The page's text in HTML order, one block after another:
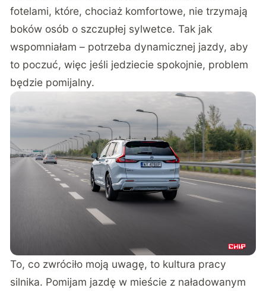
fotelami, które, chociaż komfortowe, nie trzymają
boków osób o szczupłej sylwetce. Tak jak
wspomniałam – potrzeba dynamicznej jazdy, aby
to poczuć, więc jeśli jedziecie spokojnie, problem
będzie pomijalny.
To, co zwróciło moją uwagę, to kultura pracy
silnika. Pomijam jazdę w mieście z naładowanym